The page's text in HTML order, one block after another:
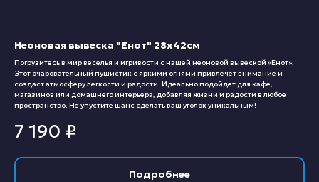
Неоновая вывеска "Енот" 28х42см
Погрузитесь в мир веселья и игривости с нашей неоновой вывеской «Енот».
Этот очаровательный пушистик с яркими огнями привлечет внимание и
создаст атмосферу легкости и радости. Идеально подойдет для кафе,
магазинов или домашнего интерьера, добавляя жизни и радости в любое
пространство. Не упустите шанс сделать ваш уголок уникальным!
7 190 ₽
Подробнее